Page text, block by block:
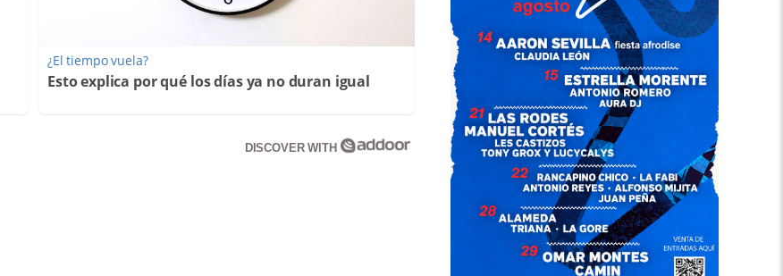
¿El tiempo vuela?
Esto explica por qué los días ya no duran igual
DISCOVER WITH